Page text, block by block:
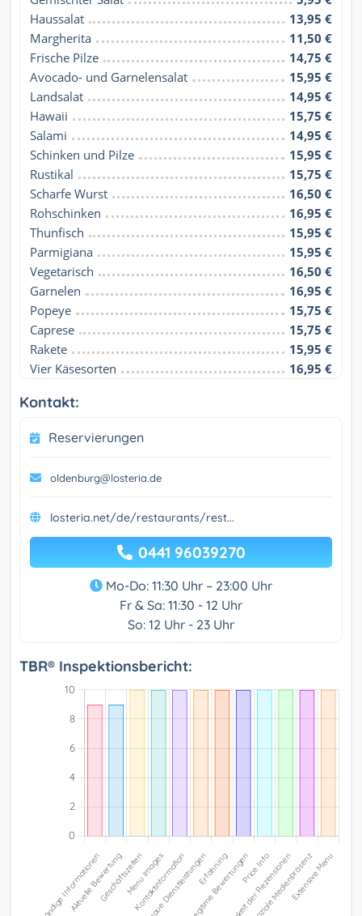
Haussalat
13,95 €
Margherita
11,50 €
Frische Pilze
14,75 €
Avocado- und Garnelensalat
15,95 €
Landsalat
14,95 €
Hawaii
15,75 €
Salami
14,95 €
Schinken und Pilze
15,95 €
Rustikal
15,75 €
Scharfe Wurst
16,50 €
Rohschinken
16,95 €
Thunfisch
15,95 €
Parmigiana
15,95 €
Vegetarisch
16,50 €
Garnelen
16,95 €
Popeye
15,75 €
Caprese
15,75 €
Rakete
15,95 €
Vier Käsesorten
16,95 €
Kontakt:
Reservierungen
oldenburg@losteria.de
losteria.net/de/restaurants/rest...
0441 96039270
Mo-Do: 11:30 Uhr – 23:00 Uhr
Fr & Sa: 11:30 - 12 Uhr
So: 12 Uhr - 23 Uhr
TBR® Inspektionsbericht: